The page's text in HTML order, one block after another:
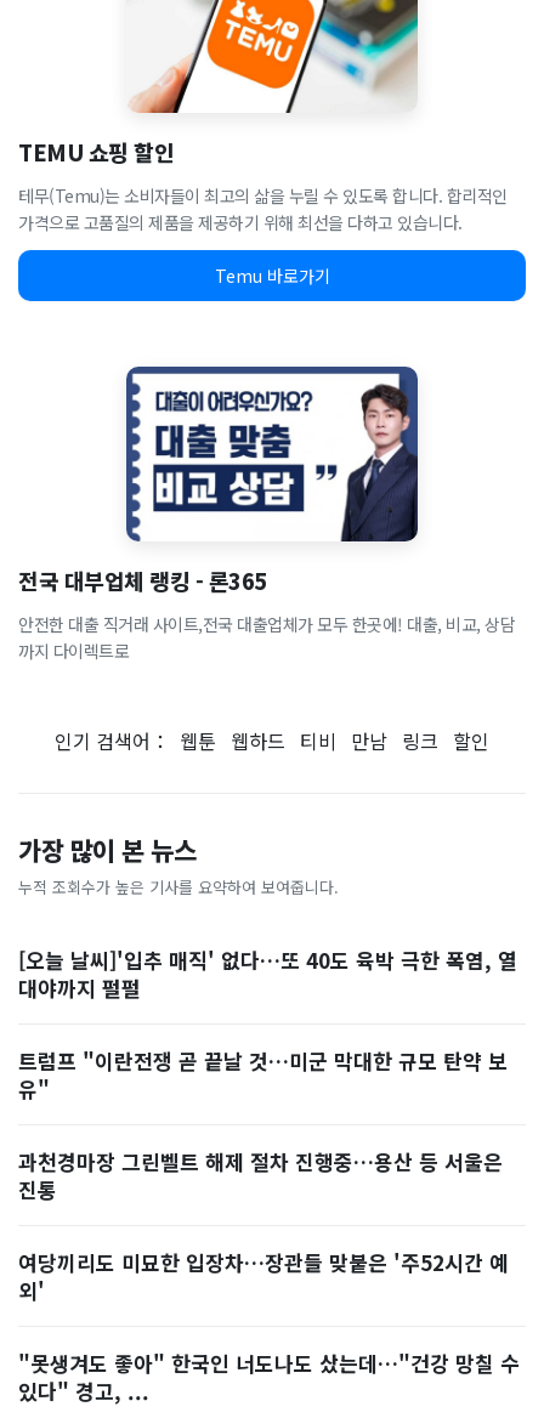
TEMU 쇼핑 할인
테무(Temu)는 소비자들이 최고의 삶을 누릴 수 있도록 합니다. 합리적인
가격으로 고품질의 제품을 제공하기 위해 최선을 다하고 있습니다.
Temu 바로가기
전국 대부업체 랭킹 - 론365
안전한 대출 직거래 사이트,전국 대출업체가 모두 한곳에! 대출, 비교, 상담
까지 다이렉트로
인기 검색어： 웹툰 웹하드 티비 만남 링크 할인
가장 많이 본 뉴스
누적 조회수가 높은 기사를 요약하여 보여줍니다.
[오늘 날씨]'입추 매직' 없다…또 40도 육박 극한 폭염, 열
대야까지 펄펄
트럼프 "이란전쟁 곧 끝날 것…미군 막대한 규모 탄약 보
유"
과천경마장 그린벨트 해제 절차 진행중…용산 등 서울은
진통
여당끼리도 미묘한 입장차…장관들 맞붙은 '주52시간 예
외'
"못생겨도 좋아" 한국인 너도나도 샀는데…"건강 망칠 수
있다" 경고, ...